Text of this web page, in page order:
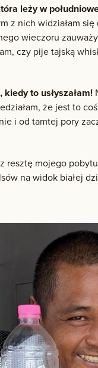
leży w
z nich widziałam
wieczoru
czy pije tajską
to usłyszałam!
że jest to
i od tamtej pory
resztę mojego
na widok białej